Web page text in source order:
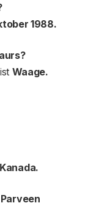
1988.
s?
Waage.